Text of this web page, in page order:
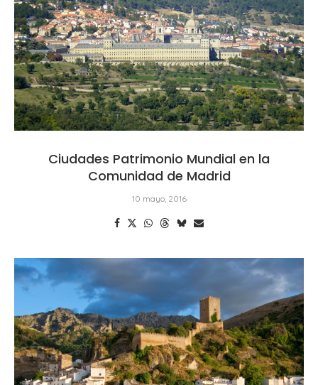
Ciudades Patrimonio Mundial en la
Comunidad de Madrid
10 mayo, 2016